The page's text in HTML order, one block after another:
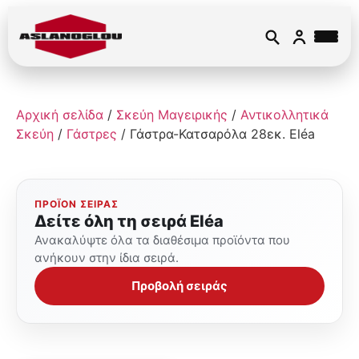
Αρχική σελίδα / Σκεύη Μαγειρικής / Αντικολλητικά
Σκεύη / Γάστρες / Γάστρα-Κατσαρόλα 28εκ. Eléa
ΠΡΟΪΌΝ ΣΕΙΡΆΣ
Δείτε όλη τη σειρά Eléa
Ανακαλύψτε όλα τα διαθέσιμα προϊόντα που
ανήκουν στην ίδια σειρά.
Προβολή σειράς